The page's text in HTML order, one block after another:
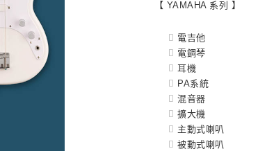
【 YAMAHA 系列 】
電吉他
電鋼琴
耳機
PA系統
混音器
擴大機
主動式喇叭
被動式喇叭